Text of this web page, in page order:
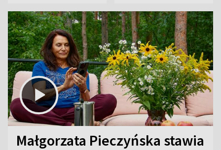
Małgorzata Pieczyńska stawia